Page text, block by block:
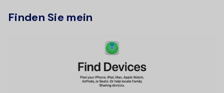
Finden Sie mein